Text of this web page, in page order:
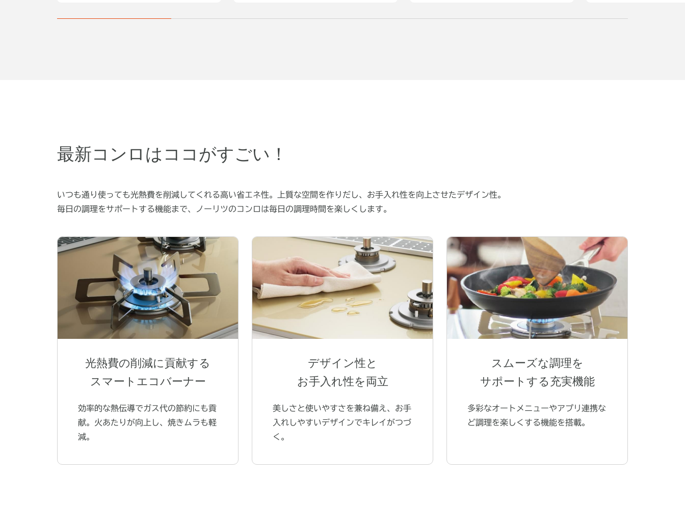
最新コンロはココがすごい！
いつも通り使っても光熱費を削減してくれる高い省エネ性。上質な空間を作りだし、お手入れ性を向上させたデザイン性。
毎日の調理をサポートする機能まで、ノーリツのコンロは毎日の調理時間を楽しくします。
光熱費の削減に貢献する
スマートエコバーナー
効率的な熱伝導でガス代の節約にも貢
献。火あたりが向上し、焼きムラも軽
減。
デザイン性と
お手入れ性を両立
美しさと使いやすさを兼ね備え、お手
入れしやすいデザインでキレイがつづ
く。
スムーズな調理を
サポートする充実機能
多彩なオートメニューやアプリ連携な
ど調理を楽しくする機能を搭載。